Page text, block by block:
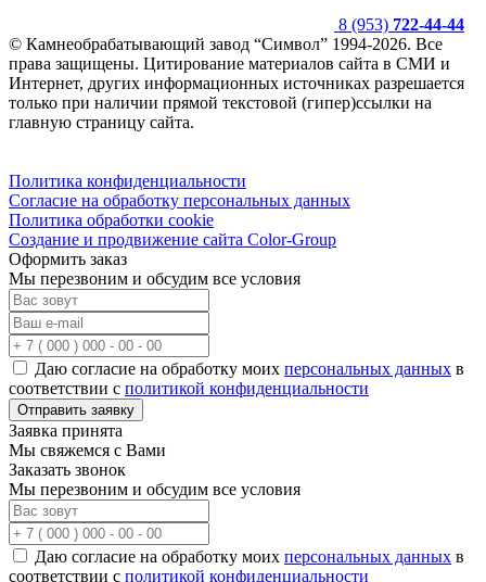
8 (953) 722-44-44
© Камнеобрабатывающий завод “Символ” 1994-2026. Все
права защищены. Цитирование материалов сайта в СМИ и
Интернет, других информационных источниках разрешается
только при наличии прямой текстовой (гипер)ссылки на
главную страницу сайта.
Политика конфиденциальности
Согласие на обработку персональных данных
Политика обработки cookie
Создание и продвижение сайта Color-Group
Оформить заказ
Мы перезвоним и обсудим все условия
Даю согласие на обработку моих персональных данных в
соответствии с политикой конфиденциальности
Отправить заявку
Заявка принята
Мы свяжемся с Вами
Заказать звонок
Мы перезвоним и обсудим все условия
Даю согласие на обработку моих персональных данных в
соответствии с политикой конфиденциальности